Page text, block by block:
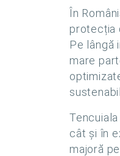
În
protecția
Pe lângă
mare
cât și în
majoră